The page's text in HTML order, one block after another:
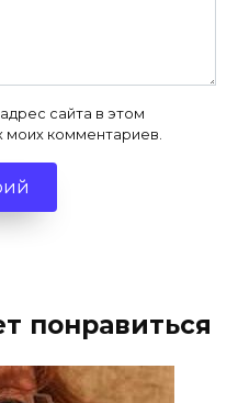
сайта в этом
моих комментариев.
понравиться